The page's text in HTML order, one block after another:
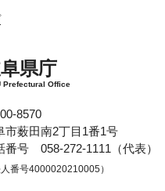
県庁
Prefectural Office
8570
市薮田南2丁目1番1号
番号 058-272-1111（代表）
人番号4000020210005）